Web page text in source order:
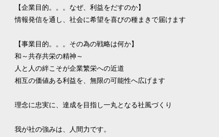
【企業目的。。。なぜ、利益をだすのか】
情報発信を通し、社会に希望を喜びの種まきで届けます
【事業目的。。。その為の戦略は何か】
和～共存共栄の精神～
人と人の絆こそが企業繁栄への近道
相互の価値ある利益を、無限の可能性へ広げます
理念に忠実に、達成を目指し一丸となる社風づくり
我が社の強みは、人間力です。